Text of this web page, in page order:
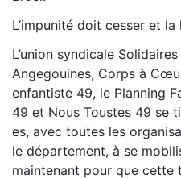
L’impunité doit cesser et
L’union syndicale
Angegouines, Corps à
enfantiste 49, le Planning
49 et Nous Toustes 49 se
es, avec toutes les
le département, à se
maintenant pour que cette